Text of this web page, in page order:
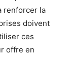
renforcer la
doivent
ces
offre en